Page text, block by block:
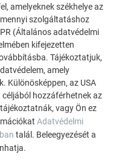
cseréje
amelyeknek székhelye az
szolgáltatáshoz
(Általános adatvédelmi
kifejezetten
Tájékoztatjuk,
amely
Különösképpen, az USA
céljából hozzáférhetnek az
vagy Ön ez
Adatvédelmi
talál. Beleegyezését a